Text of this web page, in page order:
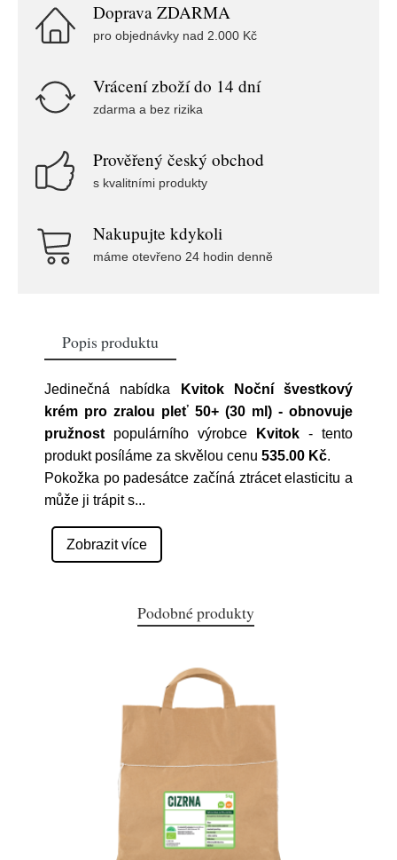
Doprava ZDARMA
pro objednávky nad 2.000 Kč
Vrácení zboží do 14 dní
zdarma a bez rizika
Prověřený český obchod
s kvalitními produkty
Nakupujte kdykoli
máme otevřeno 24 hodin denně
Popis produktu
Jedinečná nabídka
Kvitok Noční švestkový
krém pro zralou pleť 50+ (30 ml) - obnovuje
pružnost populárního výrobce Kvitok - tento
produkt posíláme za skvělou cenu 535.00 Kč.
Pokožka po padesátce začíná ztrácet elasticitu a
může ji trápit s...
Zobrazit více
Podobné produkty